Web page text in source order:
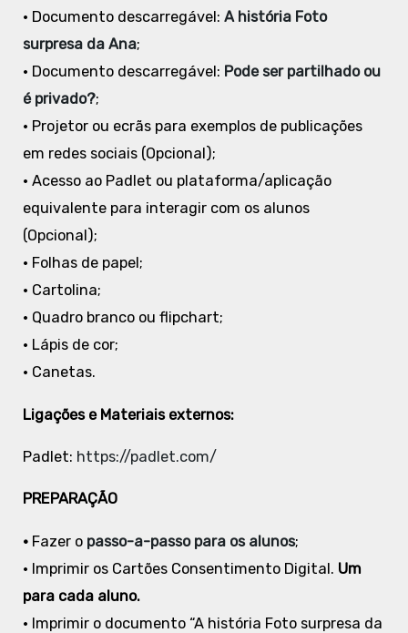
• Documento descarregável: A história Foto
surpresa da Ana;
• Documento descarregável: Pode ser partilhado ou
é privado?;
• Projetor ou ecrãs para exemplos de publicações
em redes sociais (Opcional);
• Acesso ao Padlet ou plataforma/aplicação
equivalente para interagir com os alunos
(Opcional);
• Folhas de papel;
• Cartolina;
• Quadro branco ou flipchart;
• Lápis de cor;
• Canetas.
Ligações e Materiais externos:
Padlet: https://padlet.com/
PREPARAÇÃO
•Fazer o passo-a-passo para os alunos;
• Imprimir os Cartões Consentimento Digital. Um
para cada aluno.
• Imprimir o documento “A história Foto surpresa da